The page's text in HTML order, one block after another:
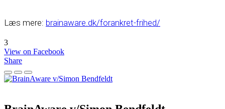
Læs mere: brainaware.dk/forankret-frihed/
3
View on Facebook
Share